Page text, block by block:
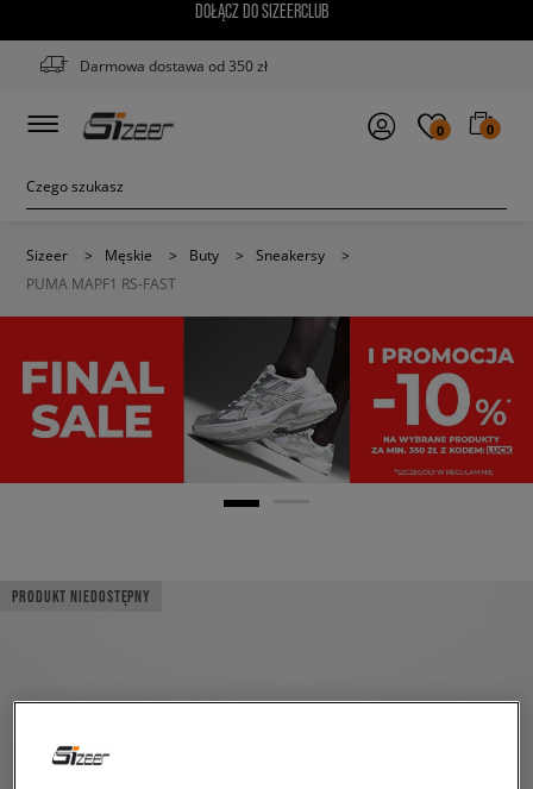
DOŁĄCZ DO SIZEERCLUB
Darmowa dostawa od 350 zł
0 0
Sizeer > Męskie > Buty > Sneakersy
>
PUMA MAPF1 RS-FAST
PRODUKT NIEDOSTĘPNY